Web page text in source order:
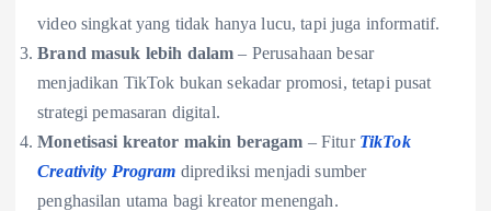
video singkat yang tidak hanya lucu, tapi juga informatif.
Brand masuk lebih dalam – Perusahaan besar
menjadikan TikTok bukan sekadar promosi, tetapi pusat
strategi pemasaran digital.
Monetisasi kreator makin beragam – Fitur TikTok
Creativity Program diprediksi menjadi sumber
penghasilan utama bagi kreator menengah.